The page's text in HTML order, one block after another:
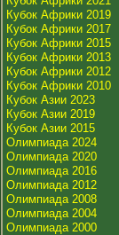
Кубок Африки 2019
Кубок Африки 2017
Кубок Африки 2015
Кубок Африки 2013
Кубок Африки 2012
Кубок Африки 2010
Кубок Азии 2023
Кубок Азии 2019
Кубок Азии 2015
Олимпиада 2024
Олимпиада 2020
Олимпиада 2016
Олимпиада 2012
Олимпиада 2008
Олимпиада 2004
Олимпиада 2000